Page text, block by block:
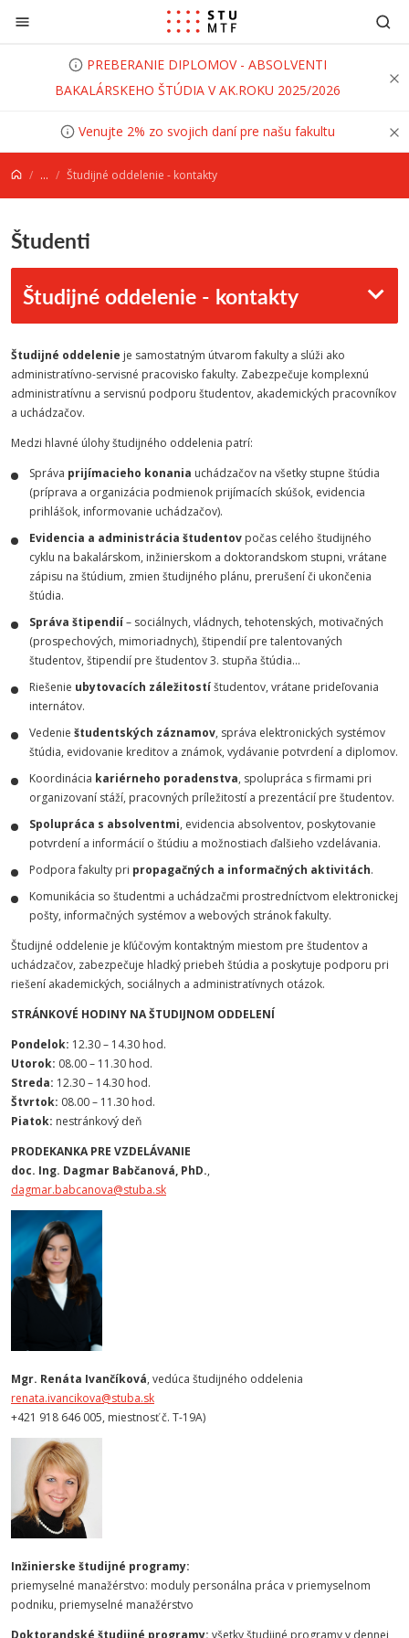
Prejsť na obsah
PREBERANIE DIPLOMOV - ABSOLVENTI
BAKALÁRSKEHO ŠTÚDIA V AK.ROKU 2025/2026
Venujte 2% zo svojich daní pre našu fakultu
... Študijné oddelenie - kontakty
Študenti
Študijné oddelenie - kontakty
Študijné oddelenie je samostatným útvarom fakulty a slúži ako
administratívno-servisné pracovisko fakulty. Zabezpečuje komplexnú
administratívnu a servisnú podporu študentov, akademických pracovníkov
a uchádzačov.
Medzi hlavné úlohy študijného oddelenia patrí:
Správa prijímacieho konania uchádzačov na všetky stupne štúdia
(príprava a organizácia podmienok prijímacích skúšok, evidencia
prihlášok, informovanie uchádzačov).
Evidencia a administrácia študentov počas celého študijného
cyklu na bakalárskom, inžinierskom a doktorandskom stupni, vrátane
zápisu na štúdium, zmien študijného plánu, prerušení či ukončenia
štúdia.
Správa štipendií– sociálnych, vládnych, tehotenských, motivačných
(prospechových, mimoriadnych), štipendií pre talentovaných
študentov, štipendií pre študentov 3. stupňa štúdia...
Riešenie ubytovacích záležitostíštudentov, vrátane prideľovania
internátov.
Vedenie študentských záznamov, správa elektronických systémov
štúdia, evidovanie kreditov a známok, vydávanie potvrdení a diplomov.
Koordinácia kariérneho poradenstva, spolupráca s firmami pri
organizovaní stáží, pracovných príležitostí a prezentácií pre študentov.
Spolupráca s absolventmi, evidencia absolventov, poskytovanie
potvrdení a informácií o štúdiu a možnostiach ďalšieho vzdelávania.
Podpora fakulty pri propagačných a informačných aktivitách.
Komunikácia so študentmi a uchádzačmi prostredníctvom elektronickej
pošty, informačných systémov a webových stránok fakulty.
Študijné oddelenie je kľúčovým kontaktným miestom pre študentov a
uchádzačov, zabezpečuje hladký priebeh štúdia a poskytuje podporu pri
riešení akademických, sociálnych a administratívnych otázok.
STRÁNKOVÉ HODINY NA ŠTUDIJNOM ODDELENÍ
Pondelok: 12.30 – 14.30 hod.
Utorok: 08.00 – 11.30 hod.
Streda: 12.30 – 14.30 hod.
Štvrtok: 08.00 – 11.30 hod.
Piatok: nestránkový deň
PRODEKANKA PRE VZDELÁVANIE
doc. Ing. Dagmar Babčanová, PhD.,
dagmar.babcanova@stuba.sk
Mgr. Renáta Ivančíková, vedúca študijného oddelenia
renata.ivancikova@stuba.sk
+421 918 646 005, miestnosť č. T-19A)
Inžinierske študijné programy:
priemyselné manažérstvo: moduly personálna práca v priemyselnom
podniku, priemyselné manažérstvo
Doktorandské študijné programy: všetky študijné programy v dennej